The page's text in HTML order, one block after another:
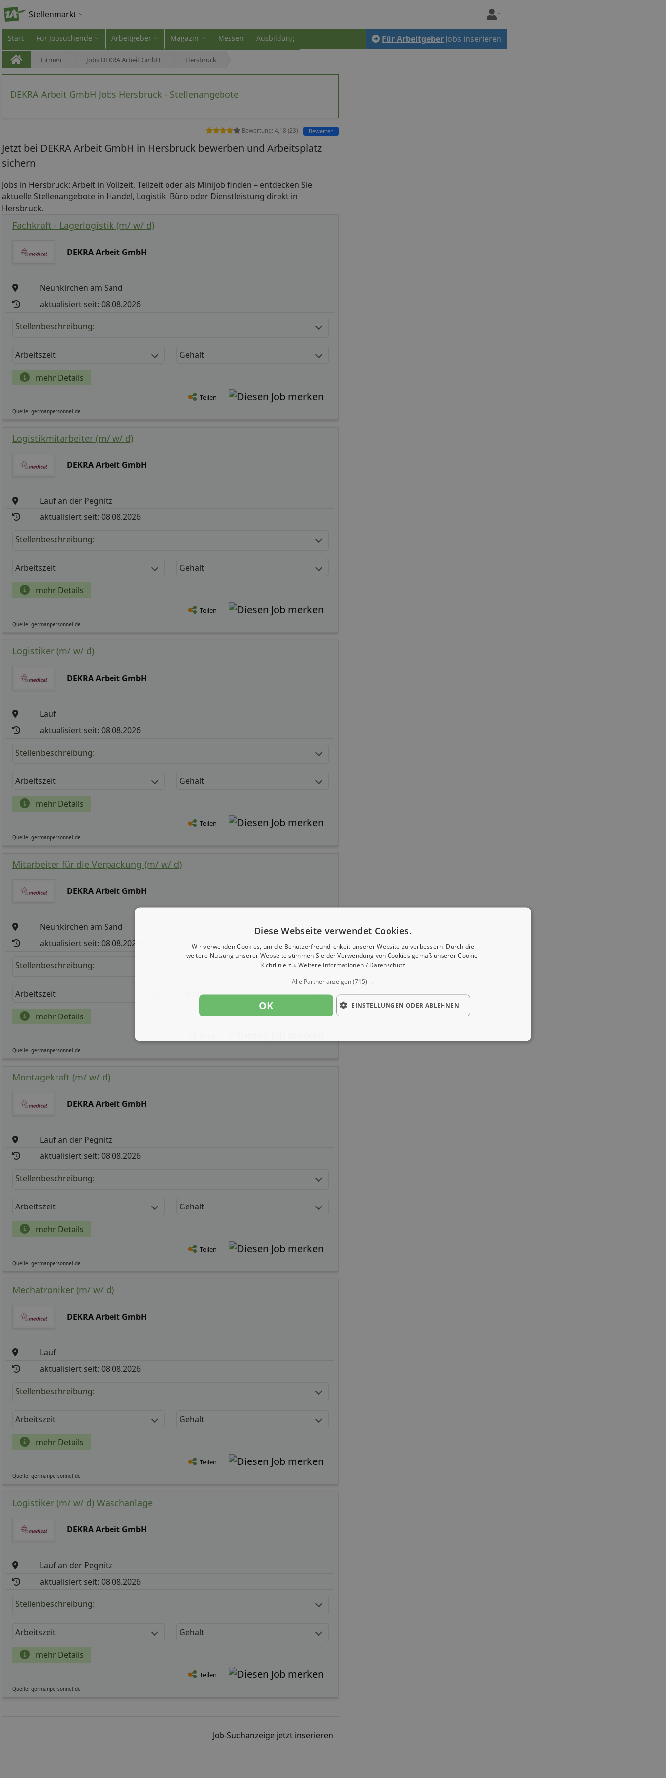
Stellenmarkt
Start Für Jobsuchende Arbeitgeber Magazin Messen Ausbildung Für Arbeitgeber Jobs inserieren
Firmen Jobs DEKRA Arbeit GmbH Hersbruck
DEKRA Arbeit GmbH Jobs Hersbruck - Stellenangebote
Bewertung: 4,18 (23) Bewerten
Jetzt bei DEKRA Arbeit GmbH in Hersbruck bewerben und Arbeitsplatz
sichern
Jobs in Hersbruck: Arbeit in Vollzeit, Teilzeit oder als Minijob finden – entdecken Sie
aktuelle Stellenangebote in Handel, Logistik, Büro oder Dienstleistung direkt in
Hersbruck.
Fachkraft - Lagerlogistik (m/ w/ d)
DEKRA Arbeit GmbH
Neunkirchen am Sand
aktualisiert seit: 08.08.2026
Stellenbeschreibung:
Arbeitszeit Gehalt
mehr Details
Teilen
Quelle: germanpersonnel.de
Logistikmitarbeiter (m/ w/ d)
DEKRA Arbeit GmbH
Lauf an der Pegnitz
aktualisiert seit: 08.08.2026
Stellenbeschreibung:
Arbeitszeit Gehalt
mehr Details
Teilen
Quelle: germanpersonnel.de
Logistiker (m/ w/ d)
DEKRA Arbeit GmbH
Lauf
aktualisiert seit: 08.08.2026
Stellenbeschreibung:
Arbeitszeit Gehalt
mehr Details
Teilen
Quelle: germanpersonnel.de
Mitarbeiter für die Verpackung (m/ w/ d)
DEKRA Arbeit GmbH
Neunkirchen am Sand
aktualisiert seit: 08.08.2026
Stellenbeschreibung:
Arbeitszeit Gehalt
mehr Details
Quelle: germanpersonnel.de
Montagekraft (m/ w/ d)
DEKRA Arbeit GmbH
Lauf an der Pegnitz
aktualisiert seit: 08.08.2026
Stellenbeschreibung:
Arbeitszeit Gehalt
mehr Details
Teilen
Quelle: germanpersonnel.de
Mechatroniker (m/ w/ d)
DEKRA Arbeit GmbH
Lauf
aktualisiert seit: 08.08.2026
Stellenbeschreibung:
Arbeitszeit Gehalt
mehr Details
Teilen
Quelle: germanpersonnel.de
Logistiker (m/ w/ d) Waschanlage
DEKRA Arbeit GmbH
Lauf an der Pegnitz
aktualisiert seit: 08.08.2026
Stellenbeschreibung:
Arbeitszeit Gehalt
mehr Details
Teilen
Quelle: germanpersonnel.de
Job-Suchanzeige jetzt inserieren
Diese Webseite verwendet Cookies.
Wir verwenden Cookies, um die Benutzerfreundlichkeit unserer Website zu verbessern. Durch die
weitere Nutzung unserer Webseite stimmen Sie der Verwendung von Cookies gemäß unserer Cookie-
Richtlinie zu. Weitere Informationen / Datenschutz
Alle Partner anzeigen(715) →
OK EINSTELLUNGEN ODER ABLEHNEN